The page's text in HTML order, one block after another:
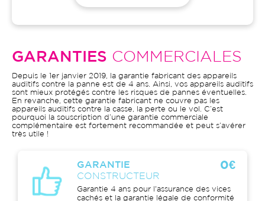
GARANTIES COMMERCIALES
Depuis le 1er janvier 2019, la garantie fabricant des appareils
auditifs contre la panne est de 4 ans. Ainsi, vos appareils auditifs
sont mieux protégés contre les risques de pannes éventuelles.
En revanche, cette garantie fabricant ne couvre pas les
appareils auditifs contre la casse, la perte ou le vol. C’est
pourquoi la souscription d’une garantie commerciale
complémentaire est fortement recommandée et peut s’avérer
très utile !
GARANTIE
CONSTRUCTEUR
0€
Garantie 4 ans pour l'assurance des vices
cachés et la garantie légale de conformité